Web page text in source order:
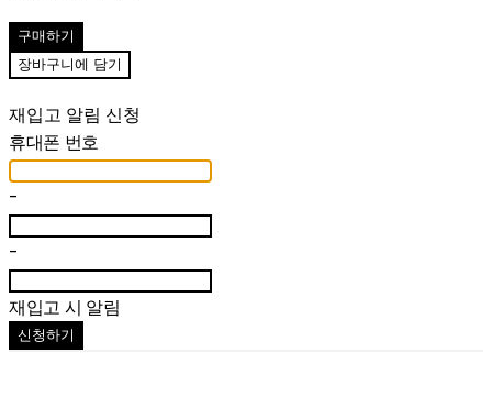
구매하기
장바구니에 담기
재입고 알림 신청
휴대폰 번호
-
-
재입고 시 알림
신청하기